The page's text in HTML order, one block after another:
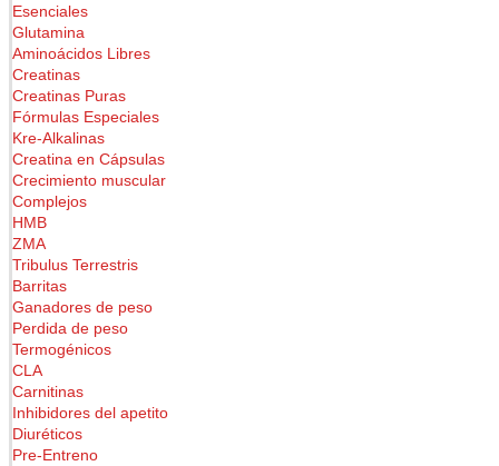
Esenciales
Glutamina
Aminoácidos Libres
Creatinas
Creatinas Puras
Fórmulas Especiales
Kre-Alkalinas
Creatina en Cápsulas
Crecimiento muscular
Complejos
HMB
ZMA
Tribulus Terrestris
Barritas
Ganadores de peso
Perdida de peso
Termogénicos
CLA
Carnitinas
Inhibidores del apetito
Diuréticos
Pre-Entreno